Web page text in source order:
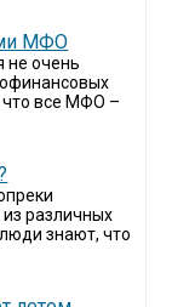
МФО
не очень
что все МФО –
различных
знают, что